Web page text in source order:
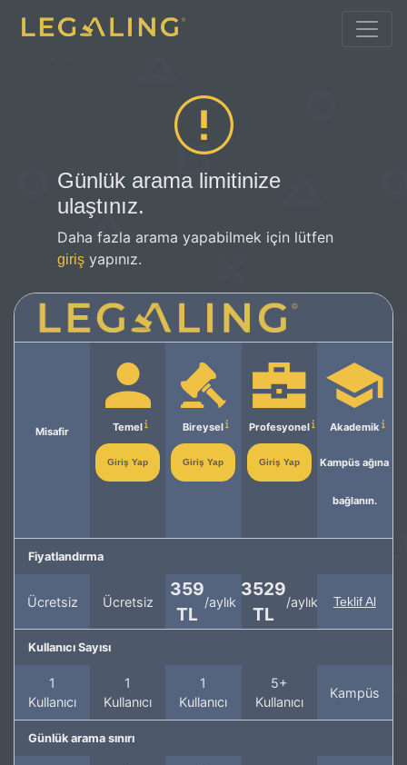
Günlük arama limitinize
ulaştınız.
Daha fazla arama yapabilmek için lütfen
giriş yapınız.
Misafir Temel
Giriş Yap
Bireysel
Giriş Yap
Profesyonel
Giriş Yap
Akademik
Kampüs ağına
bağlanın.
Fiyatlandırma
Ücretsiz Ücretsiz
359
TL
/aylık
3529
TL
/aylık Teklif Al
Kullanıcı Sayısı
1
Kullanıcı
1
Kullanıcı
1
Kullanıcı
5+
Kullanıcı
Kampüs
Günlük arama sınırı